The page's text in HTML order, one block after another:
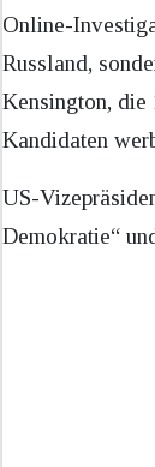
Online-
Russland,
Kensington, die
Kandidaten
US-
Demokratie“